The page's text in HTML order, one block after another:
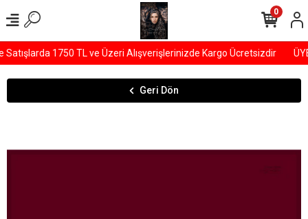
1750 TL ve Üzeri Alışverişlerinizde Kargo Ücretsizdir
0
Geri Dön